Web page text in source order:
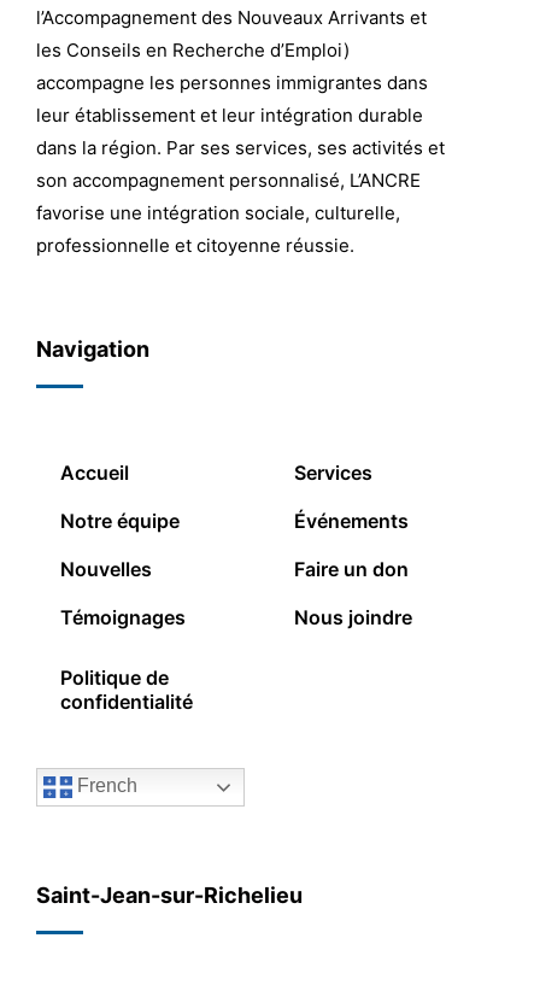
l’Accompagnement des Nouveaux Arrivants et
les Conseils en Recherche d’Emploi)
accompagne les personnes immigrantes dans
leur établissement et leur intégration durable
dans la région. Par ses services, ses activités et
son accompagnement personnalisé, L’ANCRE
favorise une intégration sociale, culturelle,
professionnelle et citoyenne réussie.
Navigation
Accueil
Notre équipe
Nouvelles
Témoignages
Services
Événements
Faire un don
Nous joindre
Politique de
confidentialité
French
Saint-Jean-sur-Richelieu